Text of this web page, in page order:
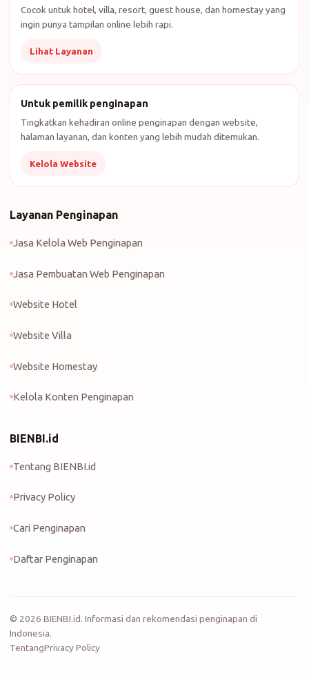
Cocok untuk hotel, villa, resort, guest house, dan homestay yang
ingin punya tampilan online lebih rapi.
Lihat Layanan
Untuk pemilik penginapan
Tingkatkan kehadiran online penginapan dengan website,
halaman layanan, dan konten yang lebih mudah ditemukan.
Kelola Website
Layanan Penginapan
Jasa Kelola Web Penginapan
Jasa Pembuatan Web Penginapan
Website Hotel
Website Villa
Website Homestay
Kelola Konten Penginapan
BIENBI.id
Tentang BIENBI.id
Privacy Policy
Cari Penginapan
Daftar Penginapan
© 2026 BIENBI.id. Informasi dan rekomendasi penginapan di
Indonesia.
TentangPrivacy Policy